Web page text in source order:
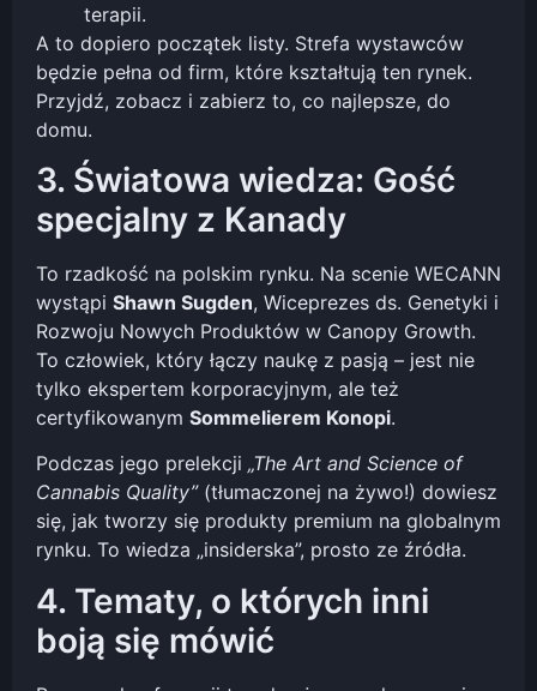
terapii.
A to dopiero początek listy. Strefa wystawców
będzie pełna od firm, które kształtują ten rynek.
Przyjdź, zobacz i zabierz to, co najlepsze, do
domu.
3. Światowa wiedza: Gość
specjalny z Kanady
To rzadkość na polskim rynku. Na scenie WECANN
wystąpi Shawn Sugden, Wiceprezes ds. Genetyki i
Rozwoju Nowych Produktów w Canopy Growth.
To człowiek, który łączy naukę z pasją – jest nie
tylko ekspertem korporacyjnym, ale też
certyfikowanym Sommelierem Konopi.
Podczas jego prelekcji „The Art and Science of
Cannabis Quality”(tłumaczonej na żywo!) dowiesz
się, jak tworzy się produkty premium na globalnym
rynku. To wiedza „insiderska”, prosto ze źródła.
4. Tematy, o których inni
boją się mówić